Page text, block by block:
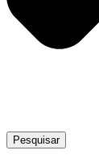
Pesquisar